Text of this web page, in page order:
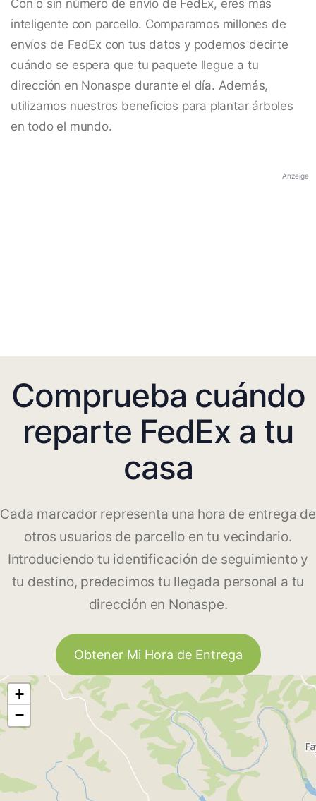
Con o sin número de envío de FedEx, eres más
inteligente con parcello. Comparamos millones de
envíos de FedEx con tus datos y podemos decirte
cuándo se espera que tu paquete llegue a tu
dirección en Nonaspe durante el día. Además,
utilizamos nuestros beneficios para plantar árboles
en todo el mundo.
Anzeige
Comprueba cuándo
reparte FedEx a tu
casa
Cada marcador representa una hora de entrega de
otros usuarios de parcello en tu vecindario.
Introduciendo tu identificación de seguimiento y
tu destino, predecimos tu llegada personal a tu
dirección en Nonaspe.
Obtener Mi Hora de Entrega
+
−